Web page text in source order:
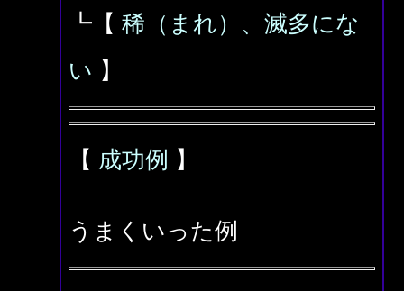
┗【 稀（まれ）、滅多にな
い 】
【 成功例 】
うまくいった例